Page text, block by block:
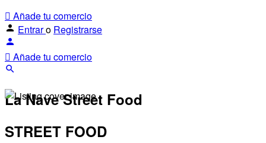
Añade tu comercio
Entraro Registrarse
Añade tu comercio
La Nave Street Food
STREET FOOD